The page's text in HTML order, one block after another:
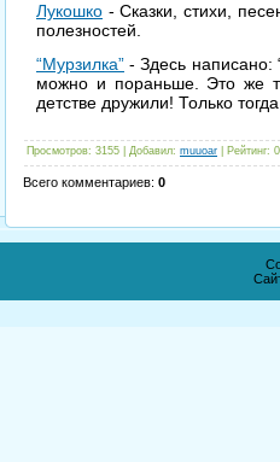
Лукошко - Сказки, стихи,
полезностей.
“Мурзилка” - Здесь написано:
можно и пораньше. Это же
детстве дружили! Только
Просмотров: 3155 | Добавил: muuoar Рейтинг:
Всего комментариев: 0